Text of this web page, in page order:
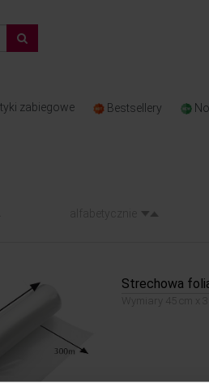
zabiegowe Bestsellery
alfabetycznie
Strechowa
Wymiary 45 cm x